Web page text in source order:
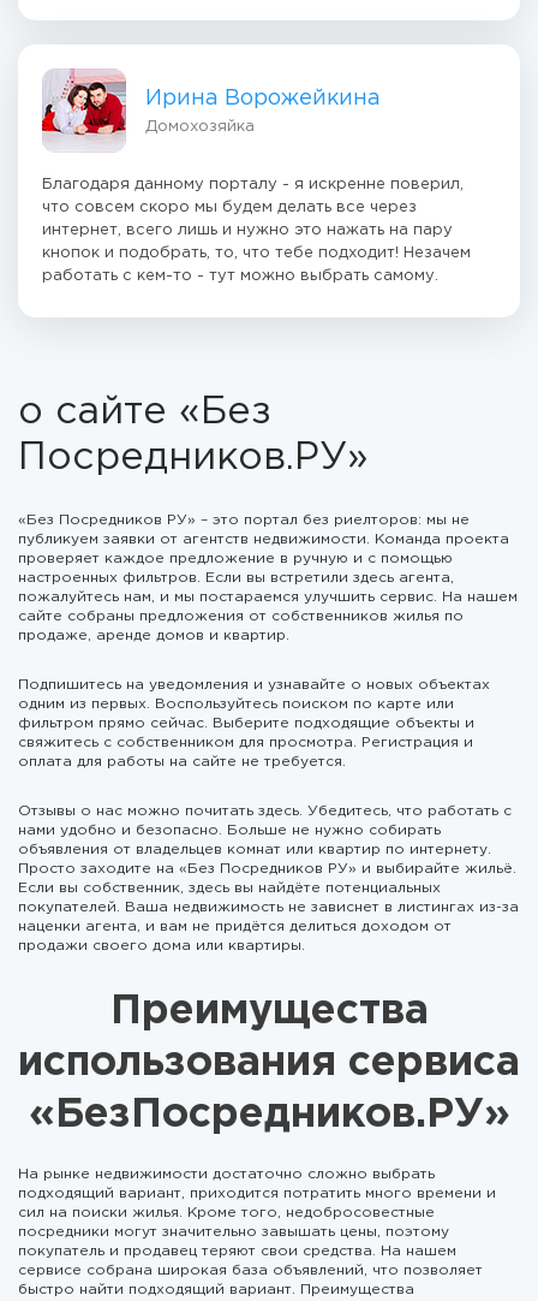
Ирина Ворожейкина
Домохозяйка
Благодаря данному порталу - я искренне поверил,
что совсем скоро мы будем делать все через
интернет, всего лишь и нужно это нажать на пару
кнопок и подобрать, то, что тебе подходит! Незачем
работать с кем-то - тут можно выбрать самому.
о сайте «Без
Посредников.РУ»
«Без Посредников РУ» – это портал без риелторов: мы не
публикуем заявки от агентств недвижимости. Команда проекта
проверяет каждое предложение в ручную и с помощью
настроенных фильтров. Если вы встретили здесь агента,
пожалуйтесь нам, и мы постараемся улучшить сервис. На нашем
сайте собраны предложения от собственников жилья по
продаже, аренде домов и квартир.
Подпишитесь на уведомления и узнавайте о новых объектах
одним из первых. Воспользуйтесь поиском по карте или
фильтром прямо сейчас. Выберите подходящие объекты и
свяжитесь с собственником для просмотра. Регистрация и
оплата для работы на сайте не требуется.
Отзывы о нас можно почитать здесь. Убедитесь, что работать с
нами удобно и безопасно. Больше не нужно собирать
объявления от владельцев комнат или квартир по интернету.
Просто заходите на «Без Посредников РУ» и выбирайте жильё.
Если вы собственник, здесь вы найдёте потенциальных
покупателей. Ваша недвижимость не зависнет в листингах из-за
наценки агента, и вам не придётся делиться доходом от
продажи своего дома или квартиры.
Преимущества
использования сервиса
«БезПосредников.РУ»
На рынке недвижимости достаточно сложно выбрать
подходящий вариант, приходится потратить много времени и
сил на поиски жилья. Кроме того, недобросовестные
посредники могут значительно завышать цены, поэтому
покупатель и продавец теряют свои средства. На нашем
сервисе собрана широкая база объявлений, что позволяет
быстро найти подходящий вариант. Преимущества